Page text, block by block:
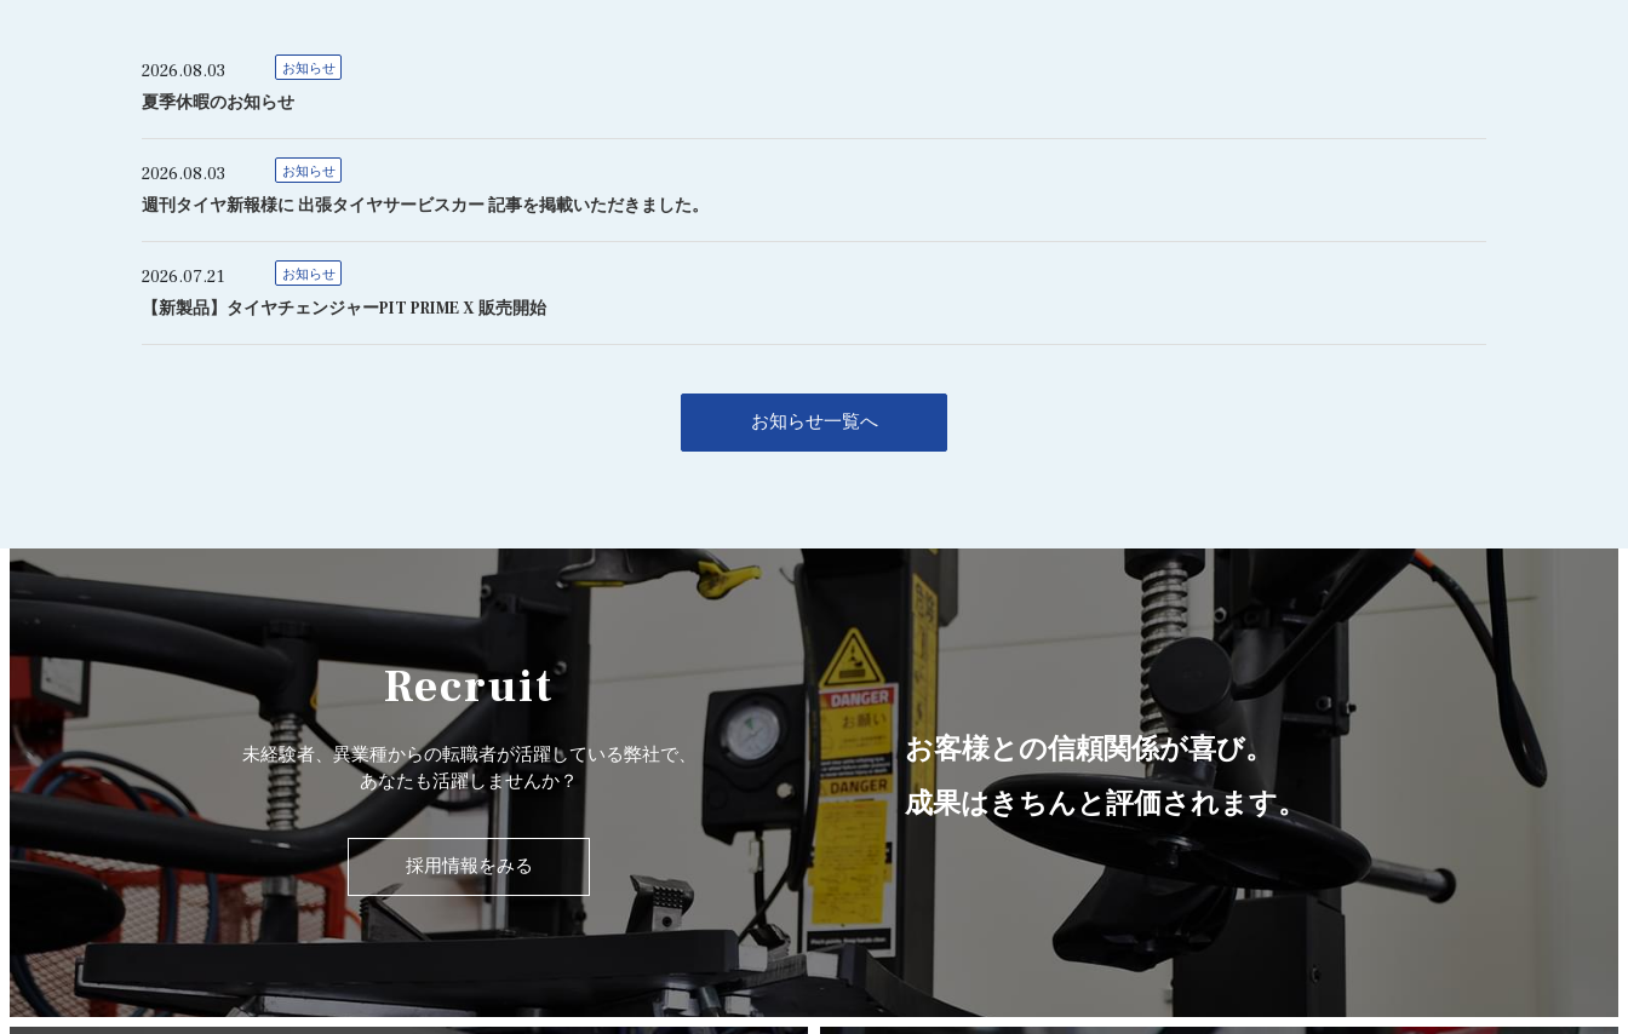
2026.08.03 お知らせ
夏季休暇のお知らせ
2026.08.03 お知らせ
週刊タイヤ新報様に 出張タイヤサービスカー 記事を掲載いただきました。
2026.07.21 お知らせ
【新製品】タイヤチェンジャーPIT PRIME X 販売開始
お知らせ一覧へ
お客様との信頼関係が喜び。
成果はきちんと評価されます。
Recruit
未経験者、異業種からの転職者が活躍している弊社で、
あなたも活躍しませんか？
採用情報をみる